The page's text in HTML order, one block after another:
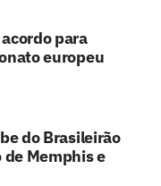
para
europeu
do Brasileirão
Memphis e